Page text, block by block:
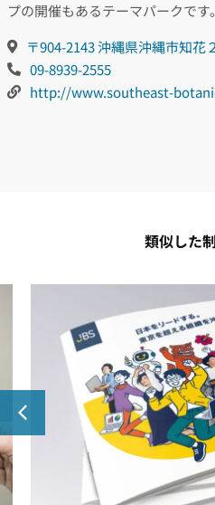
プの開催もあるテーマパークです。
〒904-2143 沖縄県沖縄市知花
09-8939-2555
http://www.southeast-
類似した